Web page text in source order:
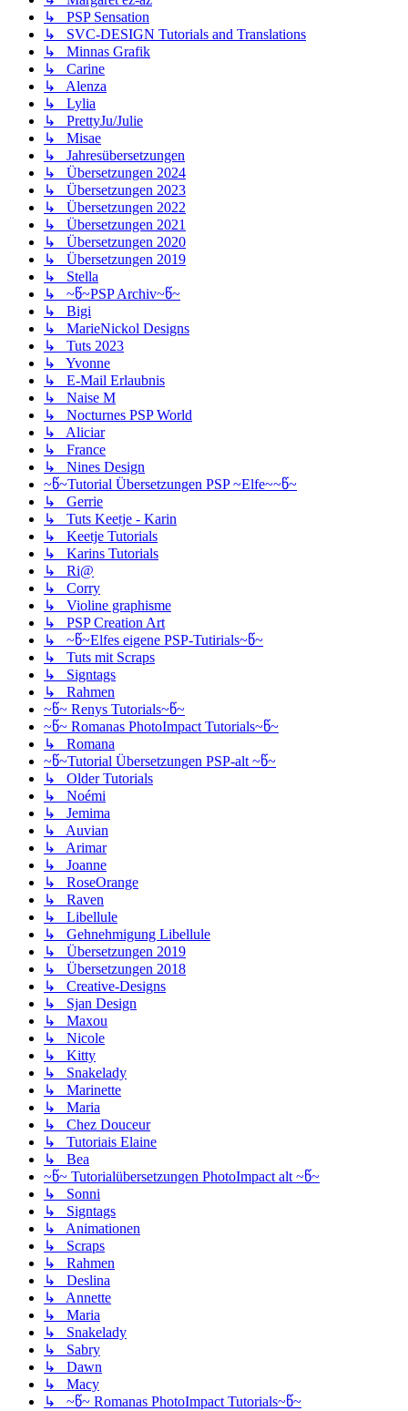
↳ PSP Sensation
↳ SVC-DESIGN Tutorials and Translations
↳ Minnas Grafik
↳ Carine
↳ Alenza
↳ Lylia
↳ PrettyJu/Julie
↳ Misae
↳ Jahresübersetzungen
↳ Übersetzungen 2024
↳ Übersetzungen 2023
↳ Übersetzungen 2022
↳ Übersetzungen 2021
↳ Übersetzungen 2020
↳ Übersetzungen 2019
↳ Stella
↳ ~წ~PSP Archiv~წ~
↳ Bigi
↳ MarieNickol Designs
↳ Tuts 2023
↳ Yvonne
↳ E-Mail Erlaubnis
↳ Naise M
↳ Nocturnes PSP World
↳ Aliciar
↳ France
↳ Nines Design
~წ~Tutorial Übersetzungen PSP ~Elfe~~წ~
↳ Gerrie
↳ Tuts Keetje - Karin
↳ Keetje Tutorials
↳ Karins Tutorials
↳ Ri@
↳ Corry
↳ Violine graphisme
↳ PSP Creation Art
↳ ~წ~Elfes eigene PSP-Tutirials~წ~
↳ Tuts mit Scraps
↳ Signtags
↳ Rahmen
~წ~ Renys Tutorials~წ~
~წ~ Romanas PhotoImpact Tutorials~წ~
↳ Romana
~წ~Tutorial Übersetzungen PSP-alt ~წ~
↳ Older Tutorials
↳ Noémi
↳ Jemima
↳ Auvian
↳ Arimar
↳ Joanne
↳ RoseOrange
↳ Raven
↳ Libellule
↳ Gehnehmigung Libellule
↳ Übersetzungen 2019
↳ Übersetzungen 2018
↳ Creative-Designs
↳ Sjan Design
↳ Maxou
↳ Nicole
↳ Kitty
↳ Snakelady
↳ Marinette
↳ Maria
↳ Chez Douceur
↳ Tutoriais Elaine
↳ Bea
~წ~ Tutorialübersetzungen PhotoImpact alt ~წ~
↳ Sonni
↳ Signtags
↳ Animationen
↳ Scraps
↳ Rahmen
↳ Deslina
↳ Annette
↳ Maria
↳ Snakelady
↳ Sabry
↳ Dawn
↳ Macy
↳ ~წ~ Romanas PhotoImpact Tutorials~წ~